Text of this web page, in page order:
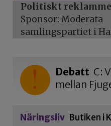
Politiskt
Sponsor: Moderata
samlingspartiet i
Debatt C:
mellan
Näringsliv Butiken i